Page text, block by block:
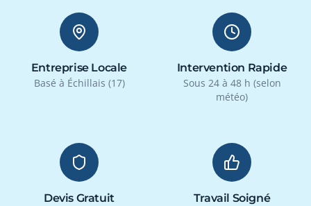
Entreprise Locale
Basé à Échillais (17)
Intervention Rapide
Sous 24 à 48 h (selon
météo)
Devis Gratuit
Travail Soigné